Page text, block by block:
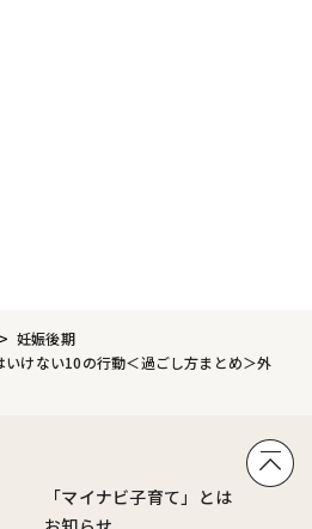
妊娠後期
いけない10の行動＜過ごし方まとめ＞外
「マイナビ子育て」とは